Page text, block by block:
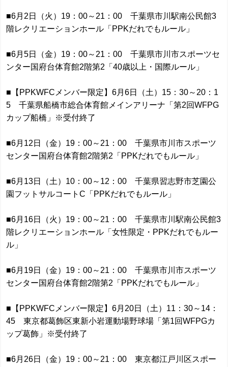
■6月2日（火）19：00～21：00 千葉県市川駅南公民館3
階レクリエーションホール「PPKだれでもルール」
■6月5日（金）19：00～21：00 千葉県市川市スポーツセ
ンター国府台体育館2階第2「40歳以上・国際ルール」
■【PPKWFCメンバー限定】6月6日（土）15：30～20：1
5 千葉県船橋市総合体育館メインアリーナ「第2回WFPG
カップ船橋」※受付終了
■6月12日（金）19：00～21：00 千葉県市川市スポーツ
センター国府台体育館2階第2「PPKだれでもルール」
■6月13日（土）10：00～12：00 千葉県習志野市芝園公
園フットサルコートC「PPKだれでもルール」
■6月16日（火）19：00～21：00 千葉県市川駅南公民館3
階レクリエーションホール「女性限定・PPKだれでもルー
ル」
■6月19日（金）19：00～21：00 千葉県市川市スポーツ
センター国府台体育館2階第2「PPKだれでもルール」
■【PPKWFCメンバー限定】6月20日（土）11：30～14：
45 東京都葛飾区東新小岩運動場野球場「第1回WFPGカ
ップ葛飾」※受付終了
■6月26日（金）19：00～21：00 東京都江戸川区スポー